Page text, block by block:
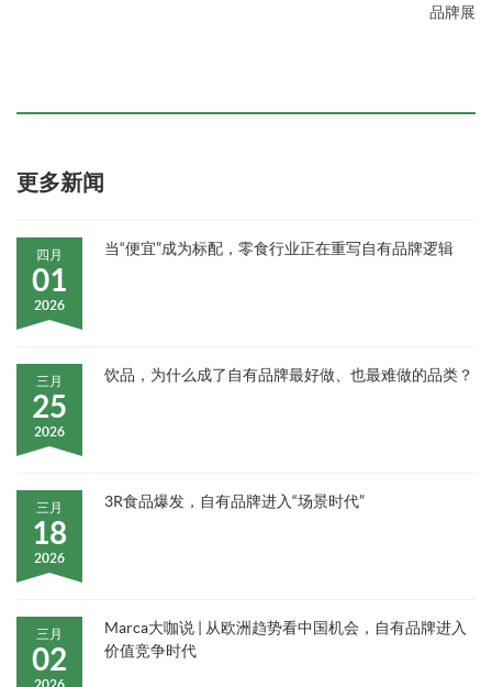
品牌展
更多新闻
四月
01
2026
当“便宜”成为标配，零食行业正在重写自有品牌逻辑
三月
25
2026
饮品，为什么成了自有品牌最好做、也最难做的品类？
三月
18
2026
3R食品爆发，自有品牌进入“场景时代”
三月
02
Marca大咖说 | 从欧洲趋势看中国机会，自有品牌进入
价值竞争时代